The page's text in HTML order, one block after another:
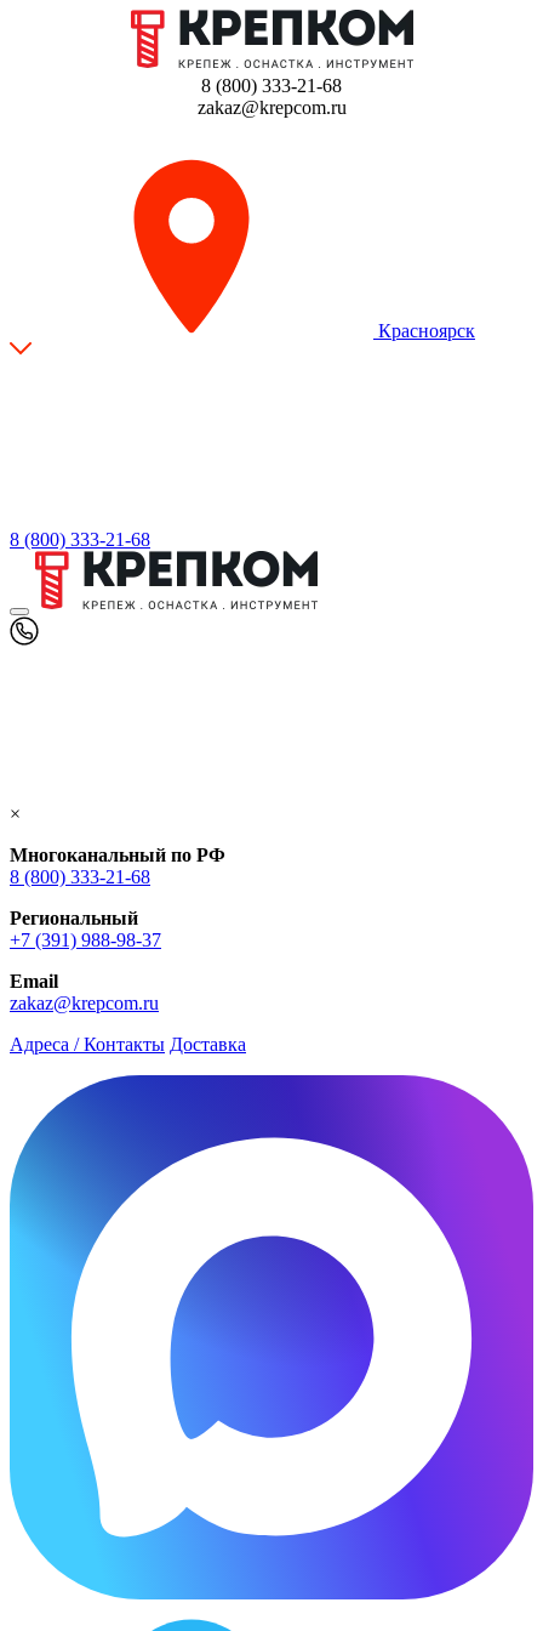
8 (800) 333-21-68
zakaz@krepcom.ru
Красноярск
8 (800) 333-21-68
×
Многоканальный по РФ
8 (800) 333‑21-68
Региональный
+7 (391) 988-98-37
Email
zakaz@krepcom.ru
Адреса / Контакты Доставка